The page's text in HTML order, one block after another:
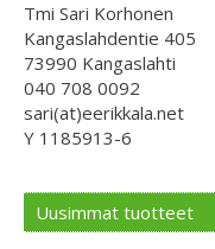
Tmi Sari Korhonen
Kangaslahdentie 405
73990 Kangaslahti
040 708 0092
sari(at)eerikkala.net
Y 1185913-6
Uusimmat tuotteet